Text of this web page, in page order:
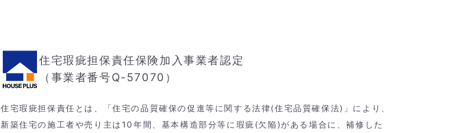
住宅瑕疵担保責任保険加入事業者認定
（事業者番号Q-57070）
住宅瑕疵担保責任とは、「住宅の品質確保の促進等に関する法律(住宅品質確保法)」により、
新築住宅の施工者や売り主は10年間、基本構造部分等に瑕疵(欠陥)がある場合に、補修した